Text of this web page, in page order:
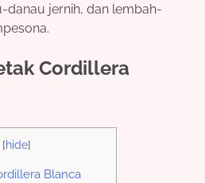
danau jernih, dan lembah-
Cordillera
[hide]
Blanca